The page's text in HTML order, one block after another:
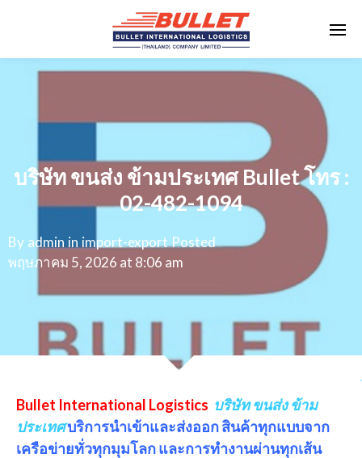
บริษัท ขนส่ง ข้ามประเทศ Bullet โทร :
02-482-1094
By admin in import-exportPosted
พฤษภาคม 5, 2026 at 8:06 am
Bullet International Logistics บริษัท ขนส่ง ข้าม
ประเทศบริการนำเข้าและส่งออก สินค้าทุกแบบจาก
เครือข่ายทั่วทุกมุมโลก และการทำงานผ่านทุกเส้น